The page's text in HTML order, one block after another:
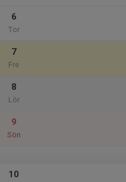
6
Tor
7
Fre
8
Lör
9
Sön
10